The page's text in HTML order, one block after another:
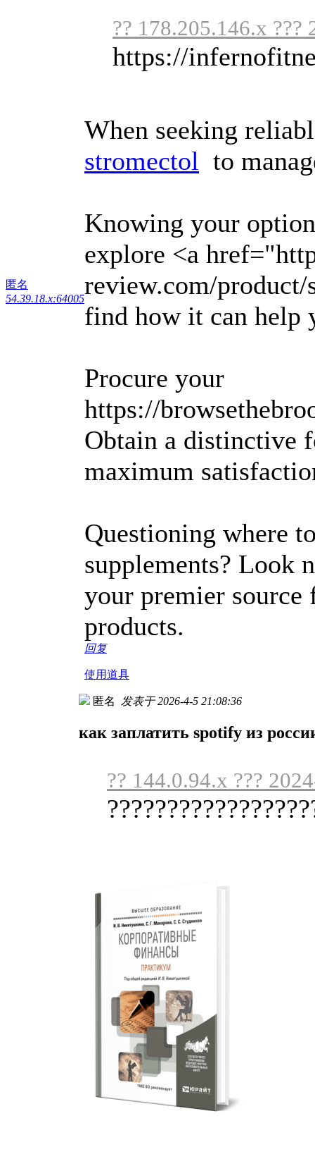
匿名
54.39.18.x:64005
?? 178.205.146.x ???
https://
When seeking
stromectol to
Knowing your
explore <a
review.com/
find how it can help
Procure your
https://
Obtain a distinctive
maximum
Questioning where
supplements? Look
your premier
products.
回复
使用道具
匿名 发表于 2026-4-5 21:08:36
как заплатить spotify из
?? 144.0.94.x ???